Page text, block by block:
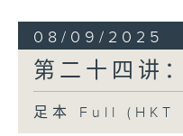
08/09/2025
第二十四讲
足本 Full